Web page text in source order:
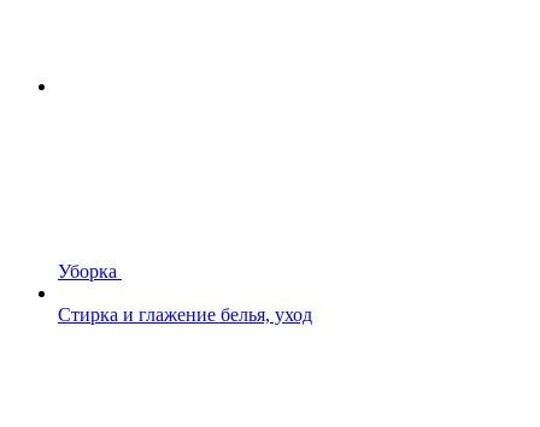
Уборка
Стирка и глажение белья, уход